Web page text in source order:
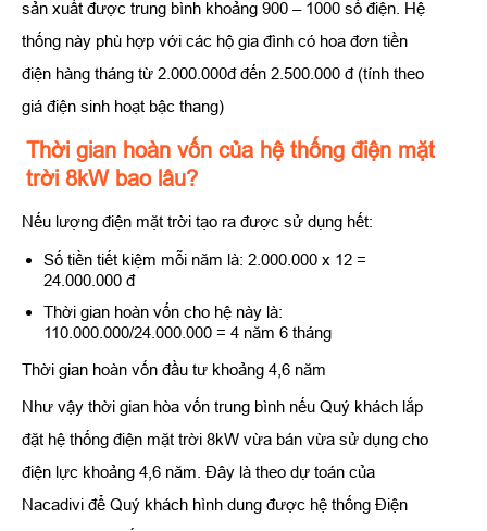
sản xuất được trung bình khoảng 900 – 1000 số điện. Hệ
thống này phù hợp với các hộ gia đình có hoa đơn tiền
điện hàng tháng từ 2.000.000đ đến 2.500.000 đ (tính theo
giá điện sinh hoạt bậc thang)
Thời gian hoàn vốn của hệ thống điện mặt
trời 8kW bao lâu?
Nếu lượng điện mặt trời tạo ra được sử dụng hết:
Số tiền tiết kiệm mỗi năm là: 2.000.000 x 12 =
24.000.000 đ
Thời gian hoàn vốn cho hệ này là:
110.000.000/24.000.000 = 4 năm 6 tháng
Thời gian hoàn vốn đầu tư khoảng 4,6 năm
Như vậy thời gian hòa vốn trung bình nếu Quý khách lắp
đặt hệ thống điện mặt trời 8kW vừa bán vừa sử dụng cho
điện lực khoảng 4,6 năm. Đây là theo dự toán của
Nacadivi để Quý khách hình dung được hệ thống Điện